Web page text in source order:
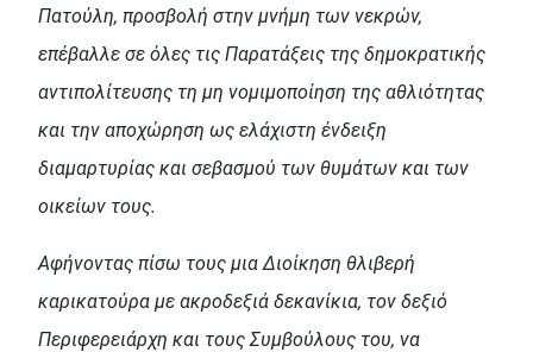
Πατούλη, προσβολή στην μνήμη των νεκρών,
επέβαλλε σε όλες τις Παρατάξεις της δημοκρατικής
αντιπολίτευσης τη μη νομιμοποίηση της αθλιότητας
και την αποχώρηση ως ελάχιστη ένδειξη
διαμαρτυρίας και σεβασμού των θυμάτων και των
οικείων τους.
Αφήνοντας πίσω τους μια Διοίκηση θλιβερή
καρικατούρα με ακροδεξιά δεκανίκια, τον δεξιό
Περιφερειάρχη και τους Συμβούλους του, να